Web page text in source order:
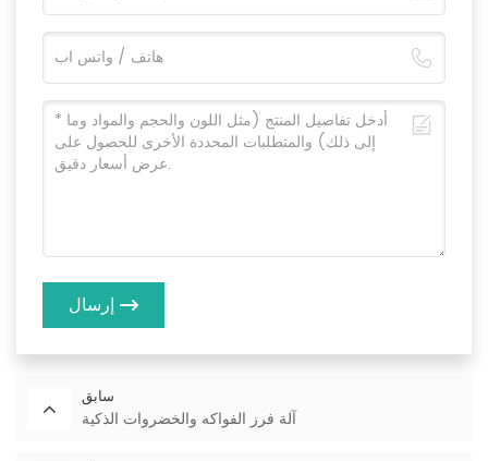
إرسال
سابق
آلة فرز الفواكه والخضروات الذكية